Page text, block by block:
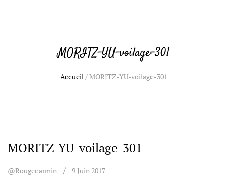
MORITZ-YU-voilage-301
Accueil/MORITZ-YU-voilage-301
MORITZ-YU-voilage-301
@rougecarmin 9 Juin 2017